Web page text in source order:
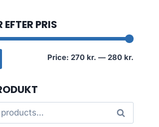
EFTER PRIS
Min
Max
Price: 270 kr. — 280 kr.
Search